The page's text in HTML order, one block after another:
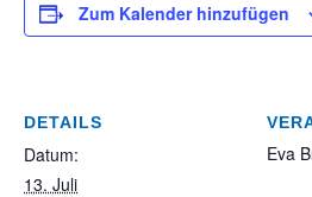
Zum Kalender hinzufügen
DETAILS
Datum:
13. Juli
Eva